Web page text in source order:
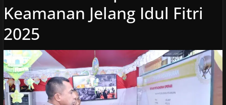
Keamanan Jelang Idul Fitri
2025